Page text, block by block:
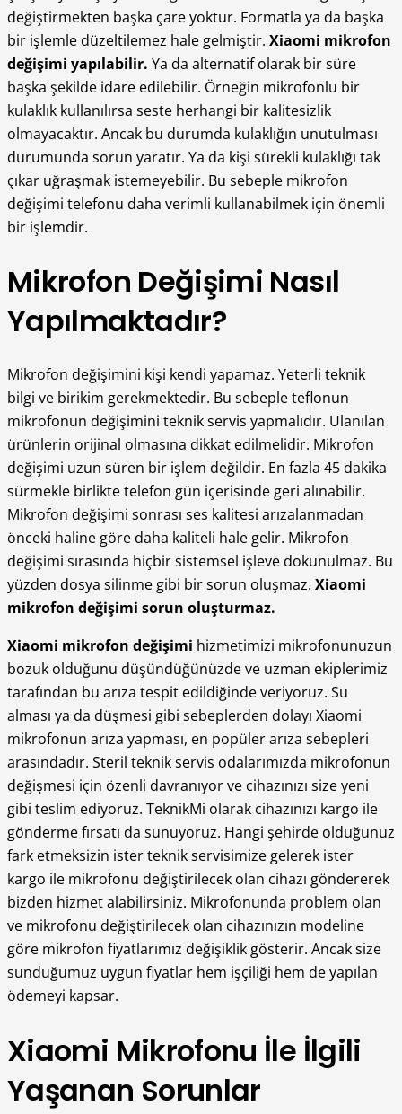
değiştirmekten başka çare yoktur. Formatla ya da başka
bir işlemle düzeltilemez hale gelmiştir. Xiaomi mikrofon
değişimi yapılabilir. Ya da alternatif olarak bir süre
başka şekilde idare edilebilir. Örneğin mikrofonlu bir
kulaklık kullanılırsa seste herhangi bir kalitesizlik
olmayacaktır. Ancak bu durumda kulaklığın unutulması
durumunda sorun yaratır. Ya da kişi sürekli kulaklığı tak
çıkar uğraşmak istemeyebilir. Bu sebeple mikrofon
değişimi telefonu daha verimli kullanabilmek için önemli
bir işlemdir.
Mikrofon Değişimi Nasıl
Yapılmaktadır?
Mikrofon değişimini kişi kendi yapamaz. Yeterli teknik
bilgi ve birikim gerekmektedir. Bu sebeple teflonun
mikrofonun değişimini teknik servis yapmalıdır. Ulanılan
ürünlerin orijinal olmasına dikkat edilmelidir. Mikrofon
değişimi uzun süren bir işlem değildir. En fazla 45 dakika
sürmekle birlikte telefon gün içerisinde geri alınabilir.
Mikrofon değişimi sonrası ses kalitesi arızalanmadan
önceki haline göre daha kaliteli hale gelir. Mikrofon
değişimi sırasında hiçbir sistemsel işleve dokunulmaz. Bu
yüzden dosya silinme gibi bir sorun oluşmaz. Xiaomi
mikrofon değişimi sorun oluşturmaz.
Xiaomi mikrofon değişimi hizmetimizi mikrofonunuzun
bozuk olduğunu düşündüğünüzde ve uzman ekiplerimiz
tarafından bu arıza tespit edildiğinde veriyoruz. Su
alması ya da düşmesi gibi sebeplerden dolayı Xiaomi
mikrofonun arıza yapması, en popüler arıza sebepleri
arasındadır. Steril teknik servis odalarımızda mikrofonun
değişmesi için özenli davranıyor ve cihazınızı size yeni
gibi teslim ediyoruz. TeknikMi olarak cihazınızı kargo ile
gönderme fırsatı da sunuyoruz. Hangi şehirde olduğunuz
fark etmeksizin ister teknik servisimize gelerek ister
kargo ile mikrofonu değiştirilecek olan cihazı göndererek
bizden hizmet alabilirsiniz. Mikrofonunda problem olan
ve mikrofonu değiştirilecek olan cihazınızın modeline
göre mikrofon fiyatlarımız değişiklik gösterir. Ancak size
sunduğumuz uygun fiyatlar hem işçiliği hem de yapılan
ödemeyi kapsar.
Xiaomi Mikrofonu İle İlgili
Yaşanan Sorunlar